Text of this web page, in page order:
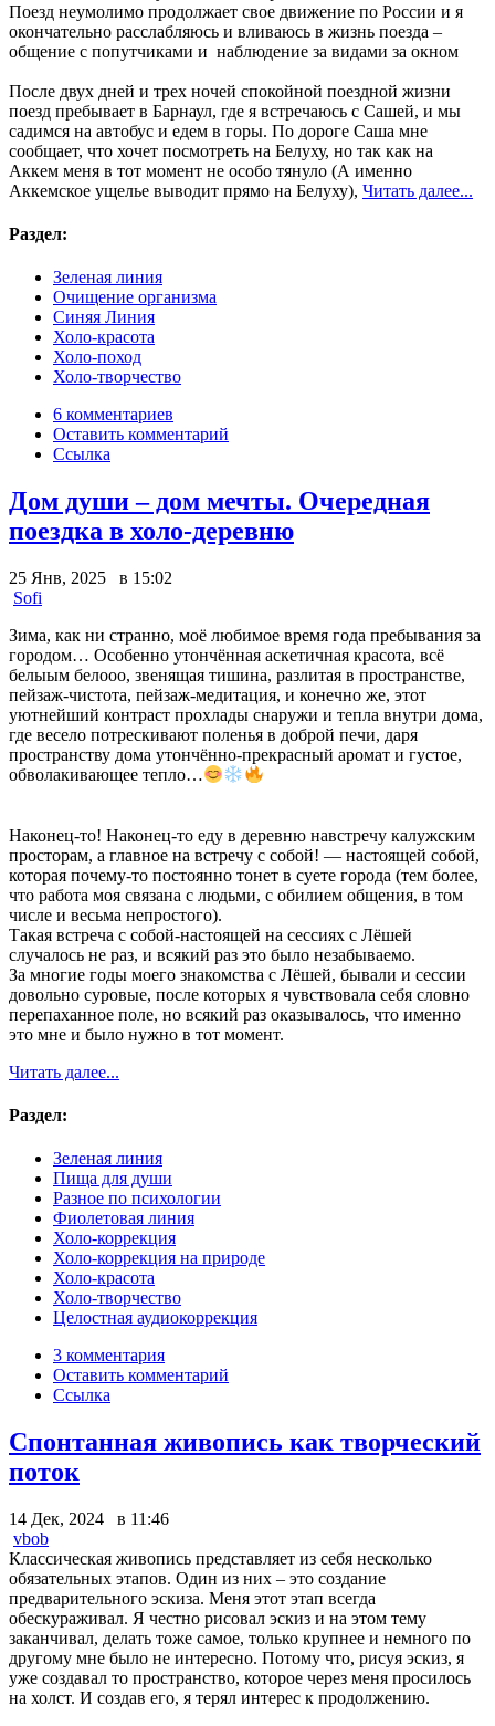
Поезд неумолимо продолжает свое движение по России и я
окончательно расслабляюсь и вливаюсь в жизнь поезда –
общение с попутчиками и наблюдение за видами за окном
После двух дней и трех ночей спокойной поездной жизни
поезд пребывает в Барнаул, где я встречаюсь с Сашей, и мы
садимся на автобус и едем в горы. По дороге Саша мне
сообщает, что хочет посмотреть на Белуху, но так как на
Аккем меня в тот момент не особо тянуло (А именно
Аккемское ущелье выводит прямо на Белуху), Читать далее...
Раздел:
Зеленая линия
Очищение организма
Синяя Линия
Холо-красота
Холо-поход
Холо-творчество
6 комментариев
Оставить комментарий
Ссылка
Дом души – дом мечты. Очередная
поездка в холо-деревню
25 Янв, 2025 в 15:02
Sofi
Зима, как ни странно, моё любимое время года пребывания за
городом… Особенно утончённая аскетичная красота, всё
белыым белооо, звенящая тишина, разлитая в пространстве,
пейзаж-чистота, пейзаж-медитация, и конечно же, этот
уютнейший контраст прохлады снаружи и тепла внутри дома,
где весело потрескивают поленья в доброй печи, даря
пространству дома утончённо-прекрасный аромат и густое,
обволакивающее тепло…
Наконец-то! Наконец-то еду в деревню навстречу калужским
просторам, а главное на встречу с собой! — настоящей собой,
которая почему-то постоянно тонет в суете города (тем более,
что работа моя связана с людьми, с обилием общения, в том
числе и весьма непростого).
Такая встреча с собой-настоящей на сессиях с Лёшей
случалось не раз, и всякий раз это было незабываемо.
За многие годы моего знакомства с Лёшей, бывали и сессии
довольно суровые, после которых я чувствовала себя словно
перепаханное поле, но всякий раз оказывалось, что именно
это мне и было нужно в тот момент.
Читать далее...
Раздел:
Зеленая линия
Пища для души
Разное по психологии
Фиолетовая линия
Холо-коррекция
Холо-коррекция на природе
Холо-красота
Холо-творчество
Целостная аудиокоррекция
3 комментария
Оставить комментарий
Ссылка
Спонтанная живопись как творческий
поток
14 Дек, 2024 в 11:46
vbob
Классическая живопись представляет из себя несколько
обязательных этапов. Один из них – это создание
предварительного эскиза. Меня этот этап всегда
обескураживал. Я честно рисовал эскиз и на этом тему
заканчивал, делать тоже самое, только крупнее и немного по
другому мне было не интересно. Потому что, рисуя эскиз, я
уже создавал то пространство, которое через меня просилось
на холст. И создав его, я терял интерес к продолжению.